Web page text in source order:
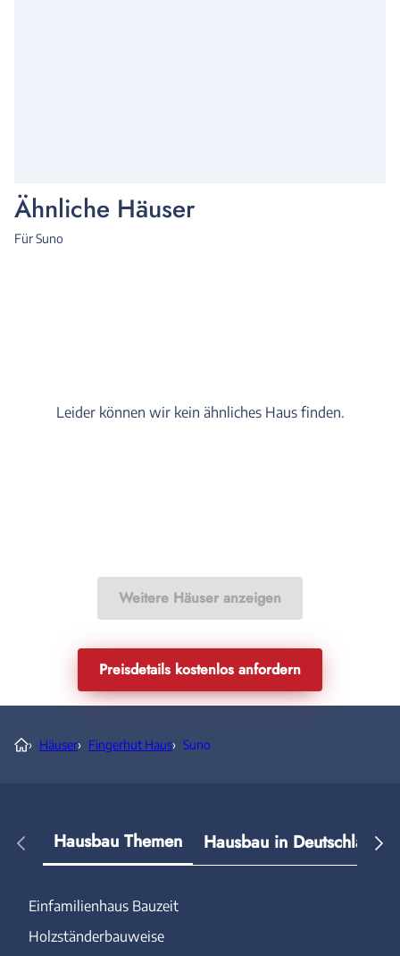
Ähnliche Häuser
Für Suno
Leider können wir kein ähnliches Haus finden.
Weitere Häuser anzeigen
Preisdetails kostenlos anfordern
› Häuser› Fingerhut Haus› Suno
Hausbau Themen Hausbau in Deutschland
Einfamilienhaus Bauzeit
Holzständerbauweise